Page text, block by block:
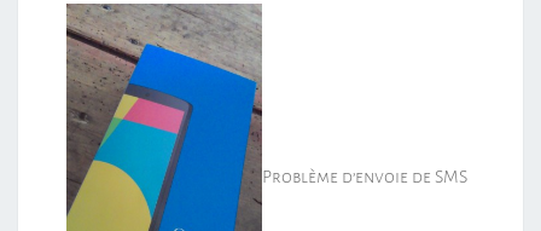
Problème d’envoie de SMS